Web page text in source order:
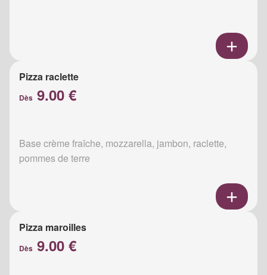
Pizza raclette
Dès 9.00 €
Base crème fraîche, mozzarella, jambon, raclette,
pommes de terre
Pizza maroilles
Dès 9.00 €